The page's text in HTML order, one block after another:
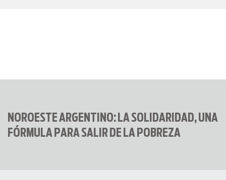
NOROESTE ARGENTINO: LA SOLIDARIDAD, UNA
FÓRMULA PARA SALIR DE LA POBREZA